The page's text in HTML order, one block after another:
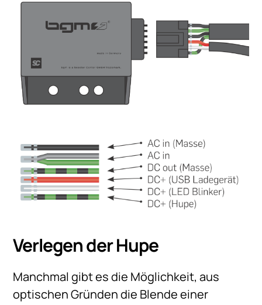
Verlegen der Hupe
Manchmal gibt es die Möglichkeit, aus
optischen Gründen die Blende einer